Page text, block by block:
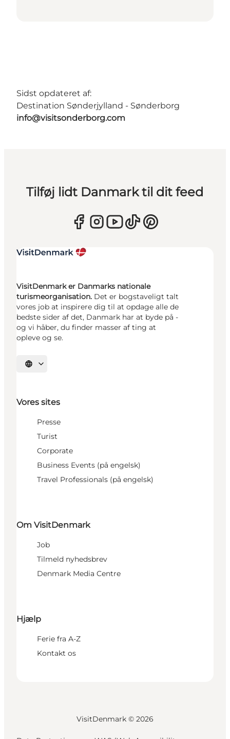
Sidst opdateret af:
Destination Sønderjylland - Sønderborg
info@visitsonderborg.com
Tilføj lidt Danmark til dit feed
VisitDenmark er Danmarks nationale
turismeorganisation. Det er bogstaveligt talt
vores job at inspirere dig til at opdage alle de
bedste sider af det, Danmark har at byde på -
og vi håber, du finder masser af ting at
opleve og se.
Vælg sprog
Vores sites
Presse
Turist
Corporate
Business Events (på engelsk)
Travel Professionals (på engelsk)
Om VisitDenmark
Job
Tilmeld nyhedsbrev
Denmark Media Centre
Hjælp
Ferie fra A-Z
Kontakt os
VisitDenmark © 2026